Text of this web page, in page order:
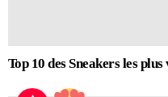
Top 10 des Sneakers les plus